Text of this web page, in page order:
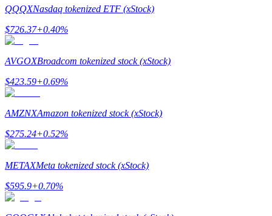
Share 500000 CASHCAT prize pool
Exclusive for BitMart Users
Register & Trade to Win 500,000 USDT
QQQXNasdaq tokenized ETF (xStock)
$726.37+0.40%
AVGOXBroadcom tokenized stock (xStock)
$423.59+0.69%
AMZNXAmazon tokenized stock (xStock)
$275.24+0.52%
METAXMeta tokenized stock (xStock)
$595.9+0.70%